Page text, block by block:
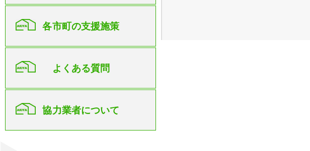
各市町の支援施策
よくある質問
協力業者について